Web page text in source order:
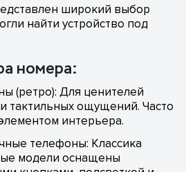
широкий выбор
найти устройство под
номера:
(ретро): Для ценителей
тактильных ощущений. Часто
интерьера.
телефоны: Классика
модели оснащены